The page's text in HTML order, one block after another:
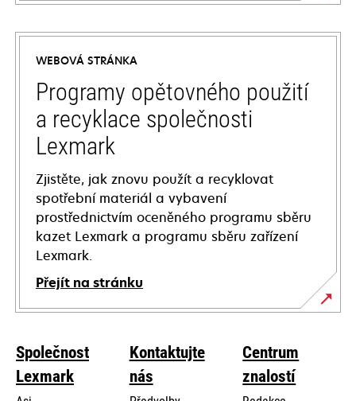
opens
in
new
tab
WEBOVÁ STRÁNKA
Programy opětovného použití
a recyklace společnosti
Lexmark
Zjistěte, jak znovu použít a recyklovat
spotřební materiál a vybavení
prostřednictvím oceněného programu sběru
kazet Lexmark a programu sběru zařízení
Lexmark.
Přejít na stránku
Společnost
Lexmark
Kontaktujte
nás
Centrum
znalostí